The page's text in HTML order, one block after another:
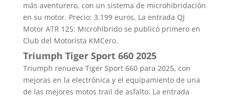
más aventurero, con un sistema de microhibridación
en su motor. Precio: 3.199 euros. La entrada QJ
Motor ATR 125: Microhíbrido se publicó primero en
Club del Motorista KMCero.
Triumph Tiger Sport 660 2025
Triumph renueva Tiger Sport 660 para 2025, con
mejoras en la electrónica y el equipamiento de una
de las mejores motos trail de asfalto. La entrada